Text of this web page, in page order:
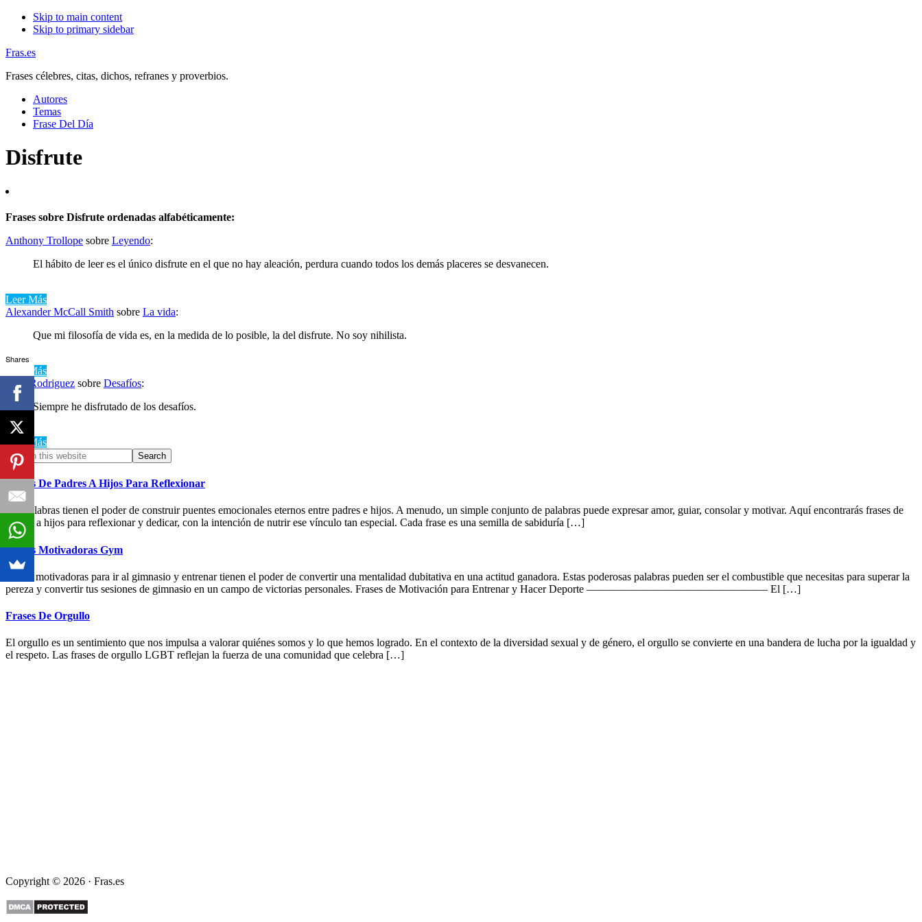
Skip to main content
Skip to primary sidebar
Fras.es
Frases célebres, citas, dichos, refranes y proverbios.
Autores
Temas
Frase Del Día
Disfrute
Frases sobre Disfrute ordenadas alfabéticamente:
Anthony Trollope sobre Leyendo:
El hábito de leer es el único disfrute en el que no hay aleación, perdura cuando todos los demás placeres se desvanecen.
Leer Más
Alexander McCall Smith sobre La vida:
Que mi filosofía de vida es, en la medida de lo posible, la del disfrute. No soy nihilista.
Leer Más
Alex Rodriguez sobre Desafíos:
Siempre he disfrutado de los desafíos.
Leer Más
Primary
Sidebar
Search
this
website
Frases De Padres A Hijos Para Reflexionar
Las palabras tienen el poder de construir puentes emocionales eternos entre padres e hijos. A menudo, un simple conjunto de palabras puede expresar amor, guiar, consolar y motivar. Aquí encontrarás frases de
padres a hijos para reflexionar y dedicar, con la intención de nutrir ese vínculo tan especial. Cada frase es una semilla de sabiduría […]
Frases Motivadoras Gym
Frases motivadoras para ir al gimnasio y entrenar tienen el poder de convertir una mentalidad dubitativa en una actitud ganadora. Estas poderosas palabras pueden ser el combustible que necesitas para superar la
pereza y convertir tus sesiones de gimnasio en un campo de victorias personales. Frases de Motivación para Entrenar y Hacer Deporte ————————————————– El […]
Frases De Orgullo
El orgullo es un sentimiento que nos impulsa a valorar quiénes somos y lo que hemos logrado. En el contexto de la diversidad sexual y de género, el orgullo se convierte en una bandera de lucha por la igualdad y
el respeto. Las frases de orgullo LGBT reflejan la fuerza de una comunidad que celebra […]
Copyright © 2026 · Fras.es
Shares